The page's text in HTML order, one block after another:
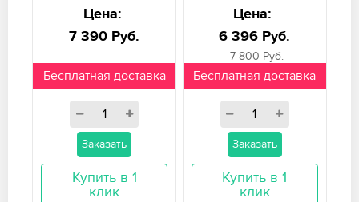
Цена:
7 390 Руб.
Бесплатная доставка
Заказать
Купить в 1
клик
Цена:
6 396 Руб.
7 800 Руб.
Бесплатная доставка
Заказать
Купить в 1
клик